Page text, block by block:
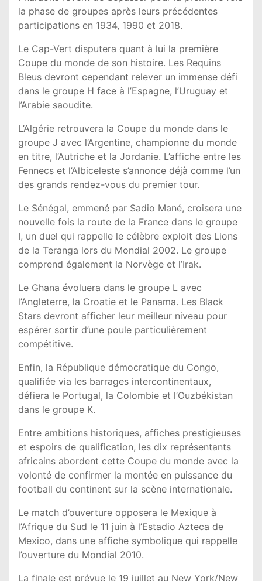
la phase de groupes après leurs précédentes
participations en 1934, 1990 et 2018.
Le Cap-Vert disputera quant à lui la première
Coupe du monde de son histoire. Les Requins
Bleus devront cependant relever un immense défi
dans le groupe H face à l’Espagne, l’Uruguay et
l’Arabie saoudite.
L’Algérie retrouvera la Coupe du monde dans le
groupe J avec l’Argentine, championne du monde
en titre, l’Autriche et la Jordanie. L’affiche entre les
Fennecs et l’Albiceleste s’annonce déjà comme l’un
des grands rendez-vous du premier tour.
Le Sénégal, emmené par Sadio Mané, croisera une
nouvelle fois la route de la France dans le groupe
I, un duel qui rappelle le célèbre exploit des Lions
de la Teranga lors du Mondial 2002. Le groupe
comprend également la Norvège et l’Irak.
Le Ghana évoluera dans le groupe L avec
l’Angleterre, la Croatie et le Panama. Les Black
Stars devront afficher leur meilleur niveau pour
espérer sortir d’une poule particulièrement
compétitive.
Enfin, la République démocratique du Congo,
qualifiée via les barrages intercontinentaux,
défiera le Portugal, la Colombie et l’Ouzbékistan
dans le groupe K.
Entre ambitions historiques, affiches prestigieuses
et espoirs de qualification, les dix représentants
africains abordent cette Coupe du monde avec la
volonté de confirmer la montée en puissance du
football du continent sur la scène internationale.
Le match d’ouverture opposera le Mexique à
l’Afrique du Sud le 11 juin à l’Estadio Azteca de
Mexico, dans une affiche symbolique qui rappelle
l’ouverture du Mondial 2010.
La finale est prévue le 19 juillet au New York/New